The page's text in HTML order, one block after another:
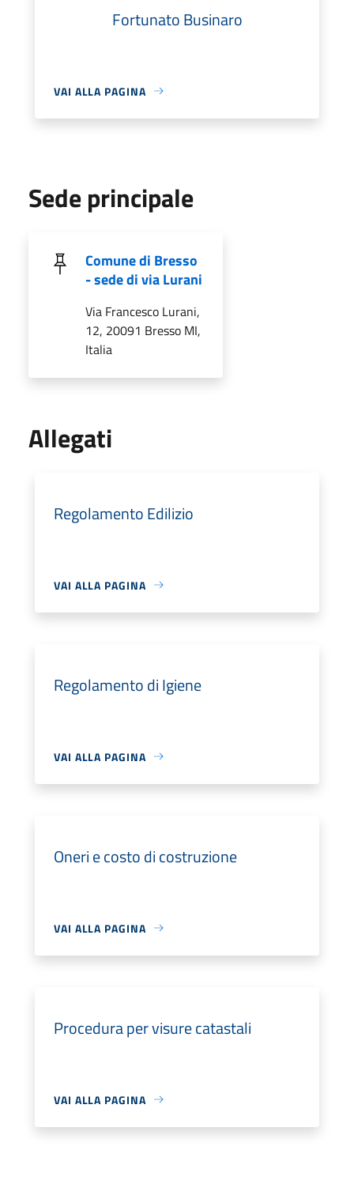
Fortunato Businaro
VAI ALLA PAGINA
Sede principale
Comune di Bresso
- sede di via Lurani
Via Francesco Lurani,
12, 20091 Bresso MI,
Italia
Allegati
Regolamento Edilizio
VAI ALLA PAGINA
Regolamento di Igiene
VAI ALLA PAGINA
Oneri e costo di costruzione
VAI ALLA PAGINA
Procedura per visure catastali
VAI ALLA PAGINA